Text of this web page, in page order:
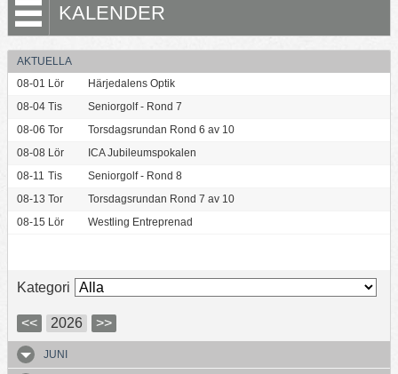
KALENDER
AKTUELLA
08-01 Lör
Härjedalens Optik
08-04 Tis
Seniorgolf - Rond 7
08-06 Tor
Torsdagsrundan Rond 6 av 10
08-08 Lör
ICA Jubileumspokalen
08-11 Tis
Seniorgolf - Rond 8
08-13 Tor
Torsdagsrundan Rond 7 av 10
08-15 Lör Westling Entreprenad
Kategori
<< 2026 >>
JUNI